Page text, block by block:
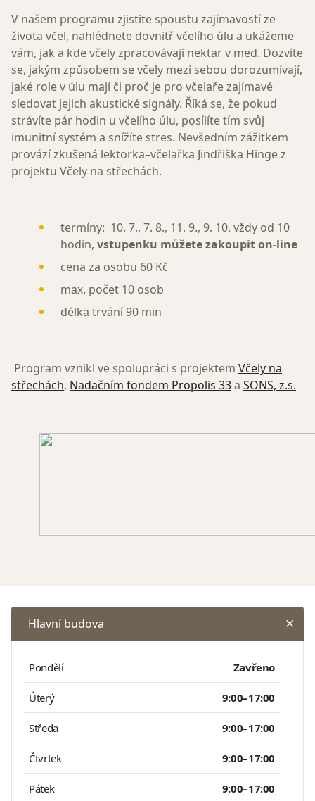
V našem programu zjistíte spoustu zajímavostí ze
života včel, nahlédnete dovnitř včelího úlu a ukážeme
vám, jak a kde včely zpracovávají nektar v med. Dozvíte
se, jakým způsobem se včely mezi sebou dorozumívají,
jaké role v úlu mají či proč je pro včelaře zajímavé
sledovat jejich akustické signály. Říká se, že pokud
strávíte pár hodin u včelího úlu, posílíte tím svůj
imunitní systém a snížíte stres. Nevšedním zážitkem
provází zkušená lektorka–včelařka Jindřiška Hinge z
projektu Včely na střechách.
termíny: 10. 7., 7. 8., 11. 9., 9. 10. vždy od 10
hodin, vstupenku můžete zakoupit on-line
cena za osobu 60 Kč
max. počet 10 osob
délka trvání 90 min
Program vznikl ve spolupráci s projektem Včely na
střechách, Nadačním fondem Propolis 33a SONS, z.s.
Hlavní budova
Pondělí Zavřeno
Úterý 9:00–17:00
Středa 9:00–17:00
Čtvrtek 9:00–17:00
Pátek 9:00–17:00